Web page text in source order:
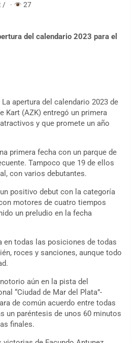
· 27
del calendario 2023 para el
La apertura del calendario 2023 de
Kart (AZK) entregó un primera
y que promete un año
primera fecha con un parque de
Tampoco que 19 de ellos
con varios debutantes.
positivo debut con la categoría
motores de cuatro tiempos
un preludio en la fecha
en todas las posiciones de todas
roces y sanciones, aunque todo
aún en la pista del
“Ciudad de Mar del Plata”-
de común acuerdo entre todas
un paréntesis de unos 60 minutos
finales.